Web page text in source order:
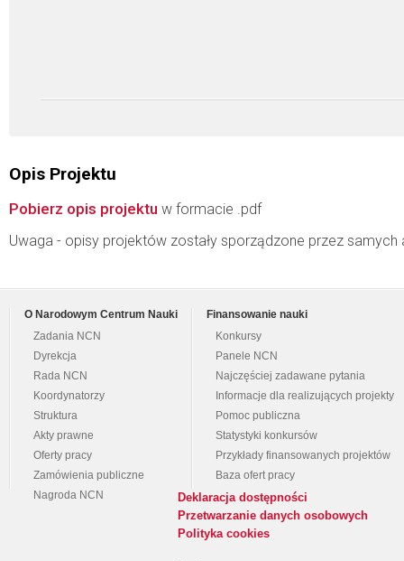
Opis Projektu
Pobierz opis projektu w formacie .pdf
Uwaga - opisy projektów zostały sporządzone przez
O Narodowym Centrum Nauki
Zadania NCN
Dyrekcja
Rada NCN
Koordynatorzy
Struktura
Akty prawne
Oferty pracy
Zamówienia publiczne
Nagroda NCN
Finansowanie nauki
Konkursy
Panele NCN
Najczęściej zadawane pytania
Informacje dla realizujących projekty
Pomoc publiczna
Statystyki konkursów
Przykłady finansowanych projektów
Baza ofert pracy
Deklaracja dostępności
Przetwarzanie danych osobowych
Polityka cookies